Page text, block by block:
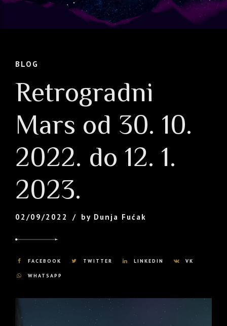
BLOG
Retrogradni
Mars od 30. 10.
2022. do 12. 1.
2023.
02/09/2022 by Dunja Fućak
FACEBOOK TWITTER LINKEDIN VK
WHATSAPP